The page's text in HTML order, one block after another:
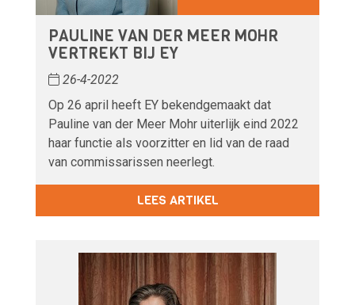
PAULINE VAN DER MEER MOHR
VERTREKT BIJ EY
26-4-2022
Op 26 april heeft EY bekendgemaakt dat
Pauline van der Meer Mohr uiterlijk eind 2022
haar functie als voorzitter en lid van de raad
van commissarissen neerlegt.
LEES ARTIKEL